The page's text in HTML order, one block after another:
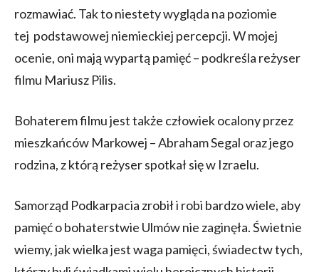
rozmawiać. Tak to niestety wygląda na poziomie
tej podstawowej niemieckiej percepcji. W mojej
ocenie, oni mają wypartą pamięć – podkreśla reżyser
filmu Mariusz Pilis.
Bohaterem filmu jest także człowiek ocalony przez
mieszkańców Markowej – Abraham Segal oraz jego
rodzina, z którą reżyser spotkał się w Izraelu.
Samorząd Podkarpacia zrobił i robi bardzo wiele, aby
pamięć o bohaterstwie Ulmów nie zaginęła. Świetnie
wiemy, jak wielka jest waga pamięci, świadectw tych,